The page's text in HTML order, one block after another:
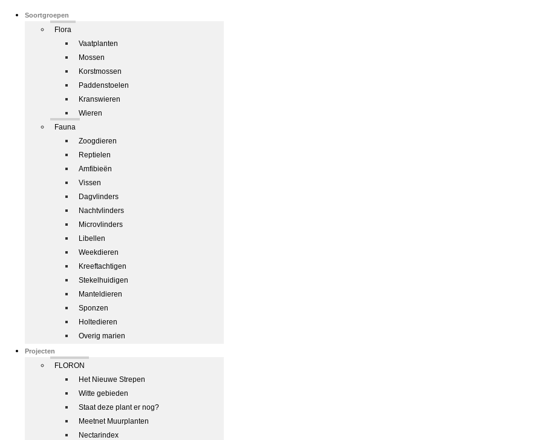
Soortgroepen
Flora
Vaatplanten
Mossen
Korstmossen
Paddenstoelen
Kranswieren
Wieren
Fauna
Zoogdieren
Reptielen
Amfibieën
Vissen
Dagvlinders
Nachtvlinders
Microvlinders
Libellen
Weekdieren
Kreeftachtigen
Stekelhuidigen
Manteldieren
Sponzen
Holtedieren
Overig marien
Projecten
FLORON
Het Nieuwe Strepen
Witte gebieden
Staat deze plant er nog?
Meetnet Muurplanten
Nectarindex